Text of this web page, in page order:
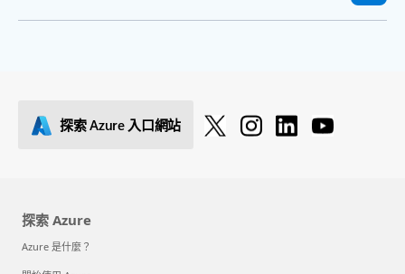
探索 Azure 入口網站
探索 Azure
Azure 是什麼？